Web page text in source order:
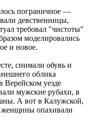
пограничное —
девственницы,
требовал "чистоты"
моделировались
и новое.
снимали обувь и
облика
Верейском уезде
мужские рубахи, в
А вот в Калужской,
женщины опахивали